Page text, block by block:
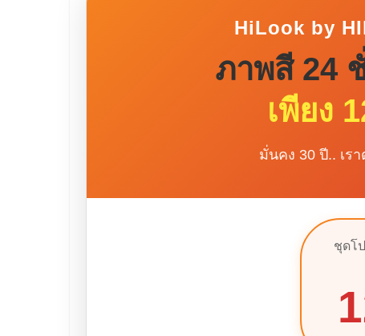
HiLook by
ภาพสี 24
เพียง
มั่นคง 30 ปี.. เ
ชุดโ